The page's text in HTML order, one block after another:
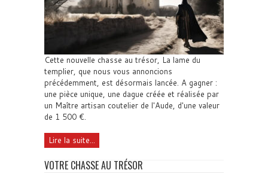
Cette nouvelle chasse au trésor, La lame du
templier, que nous vous annoncions
précédemment, est désormais lancée. A gagner :
une pièce unique, une dague créée et réalisée par
un Maître artisan coutelier de l'Aude, d'une valeur
de 1 500 €.
Lire la suite...
VOTRE CHASSE AU TRÉSOR